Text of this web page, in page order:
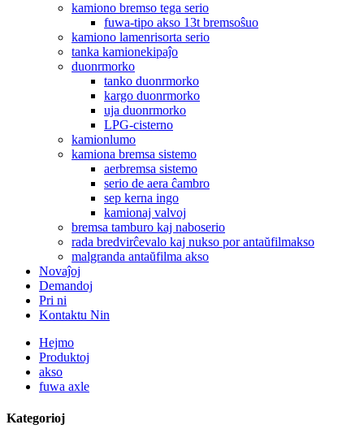
kamiono bremso tega serio
fuwa-tipo akso 13t bremsoŝuo
kamiono lamenrisorta serio
tanka kamionekipaĵo
duonrmorko
tanko duonrmorko
kargo duonrmorko
uja duonrmorko
LPG-cisterno
kamionlumo
kamiona bremsa sistemo
aerbremsa sistemo
serio de aera ĉambro
sep kerna ingo
kamionaj valvoj
bremsa tamburo kaj naboserio
rada bredvirĉevalo kaj nukso por antaŭfilmakso
malgranda antaŭfilma akso
Novaĵoj
Demandoj
Pri ni
Kontaktu Nin
Hejmo
Produktoj
akso
fuwa axle
Kategorioj